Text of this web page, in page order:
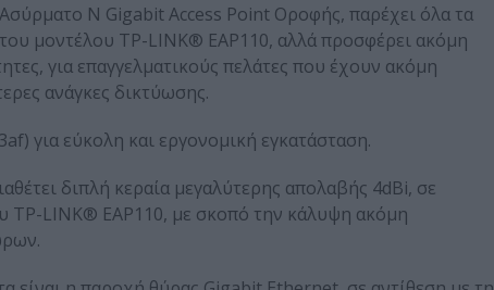
N Gigabit Access Point Οροφής, παρέχει όλα τα
μοντέλου TP-LINK® EAP110, αλλά προσφέρει ακόμη
για επαγγελματικούς πελάτες που έχουν ακόμη
ανάγκες δικτύωσης.
για εύκολη και εργονομική εγκατάσταση.
διπλή κεραία μεγαλύτερης απολαβής 4dBi, σε
TP-LINK® EAP110, με σκοπό την κάλυψη ακόμη